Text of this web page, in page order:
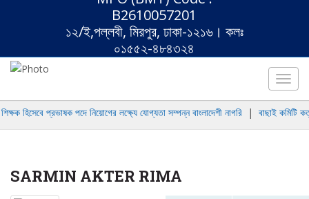
B2610057201
১২/ই,পল্লবী, মিরপুর, ঢাকা-১২১৬। কলঃ
০১৫৫২-৪৮৪৩২৪
হিসেবে প্রভাষক পদে নিয়োগের লক্ষ্যে যোগ্যতা সম্পন্ন বাংলাদেশী নাগরি| বাছাই কমিটি
SARMIN AKTER RIMA